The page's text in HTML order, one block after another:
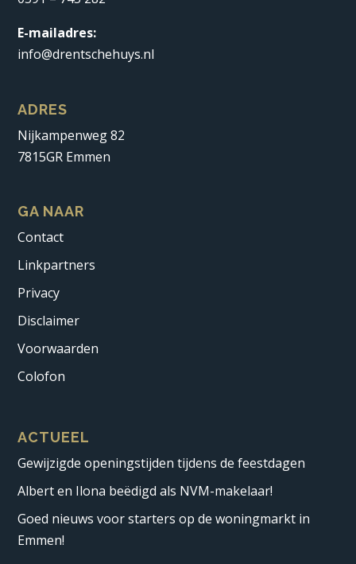
E-mailadres:
info@drentschehuys.nl
ADRES
Nijkampenweg 82
7815GR Emmen
GA NAAR
Contact
Linkpartners
Privacy
Disclaimer
Voorwaarden
Colofon
ACTUEEL
Gewijzigde openingstijden tijdens de feestdagen
Albert en Ilona beëdigd als NVM-makelaar!
Goed nieuws voor starters op de woningmarkt in
Emmen!